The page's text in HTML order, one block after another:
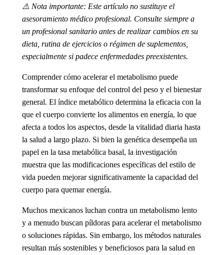
⚠️ Nota importante: Este artículo no sustituye el
asesoramiento médico profesional. Consulte siempre a
un profesional sanitario antes de realizar cambios en su
dieta, rutina de ejercicios o régimen de suplementos,
especialmente si padece enfermedades preexistentes.
Comprendercómo acelerar el metabolismo puede
transformar su enfoque del control del peso y el bienestar
general. El índice metabólico determina la eficacia con la
que el cuerpo convierte los alimentos en energía, lo que
afecta a todos los aspectos, desde la vitalidad diaria hasta
la salud a largo plazo. Si bien la genética desempeña un
papel en la tasa metabólica basal, la investigación
muestra que las modificaciones específicas del estilo de
vida pueden mejorar significativamente la capacidad del
cuerpo para quemar energía.
Muchos mexicanos luchan contra un metabolismo lento
y a menudo buscan píldoras para acelerar el metabolismo
o soluciones rápidas. Sin embargo, los métodos naturales
resultan más sostenibles y beneficiosos para la salud en